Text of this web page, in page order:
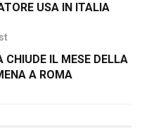
USA IN ITALIA
IL MESE DELLA
A ROMA